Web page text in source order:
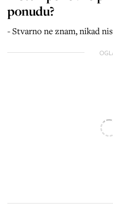
ponudu?
- Stvarno ne znam, nikad